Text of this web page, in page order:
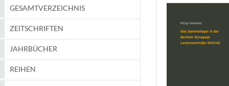
GESAMTVERZEICHNIS
ZEITSCHRIFTEN
JAHRBÜCHER
REIHEN